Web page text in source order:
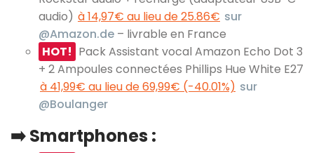
audio) à 14,97€ au lieu de 25.86€ sur
@Amazon.de – livrable en France
HOT! Pack Assistant vocal Amazon Echo Dot 3
+ 2 Ampoules connectées Phillips Hue White E27
à 41,99€ au lieu de 69,99€ (-40.01%) sur
@Boulanger
➡️ Smartphones :